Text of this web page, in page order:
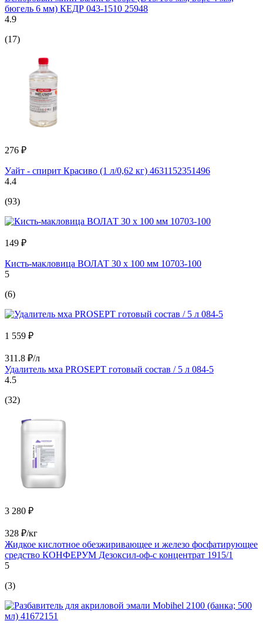
бюгель 6 мм) КЕДР 043-1510 25948
4.9
(17)
276 ₽
Уайт - спирит Красиво (1 л/0,62 кг) 4631152351496
4.4
(93)
149 ₽
Кисть-макловица ВОЛАТ 30 x 100 мм 10703-100
5
(6)
1 559 ₽
311.8 ₽/л
Удалитель мха PROSEPT готовый состав / 5 л 084-5
4.5
(32)
3 280 ₽
328 ₽/кг
Жидкое кислотное обезжиривающее и железо фосфатирующее
средство КОНФЕРУМ Дезоксил-оф-с концентрат 1915/1
5
(3)